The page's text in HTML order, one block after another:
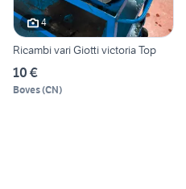
4
Ricambi vari Giotti victoria Top
10 €
Boves(CN)